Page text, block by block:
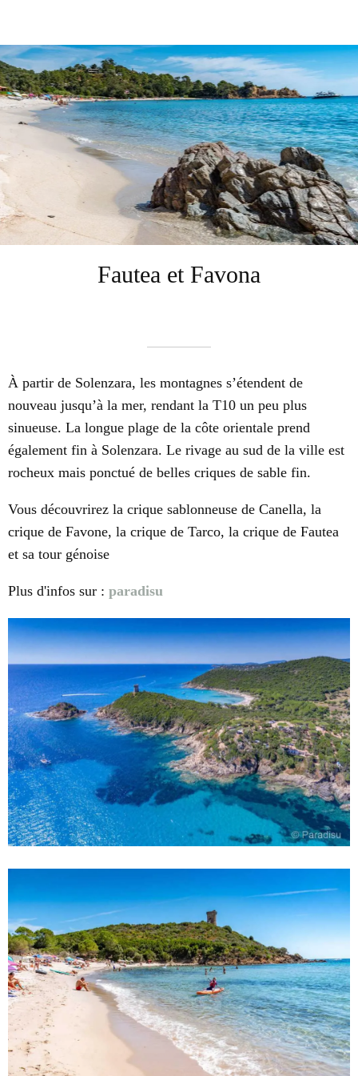
Fautea et Favona
À partir de Solenzara, les montagnes s’étendent de
nouveau jusqu’à la mer, rendant la T10 un peu plus
sinueuse. La longue plage de la côte orientale prend
également fin à Solenzara. Le rivage au sud de la ville est
rocheux mais ponctué de belles criques de sable fin.
Vous découvrirez la crique sablonneuse de Canella, la
crique de Favone, la crique de Tarco, la crique de Fautea
et sa tour génoise
Plus d'infos sur : paradisu